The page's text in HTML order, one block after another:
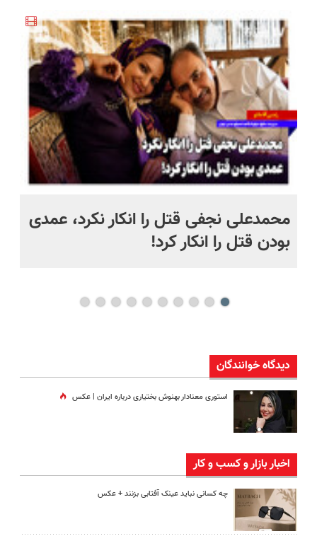
محمدعلی نجفی قتل را انکار نکرد، عمدی
بودن قتل را انکار کرد!
دیدگاه خوانندگان
استوری معنادار بهنوش بختیاری درباره ایران | عکس
اخبار بازار و کسب و کار
چه کسانی نباید عینک آفتابی بزنند + عکس